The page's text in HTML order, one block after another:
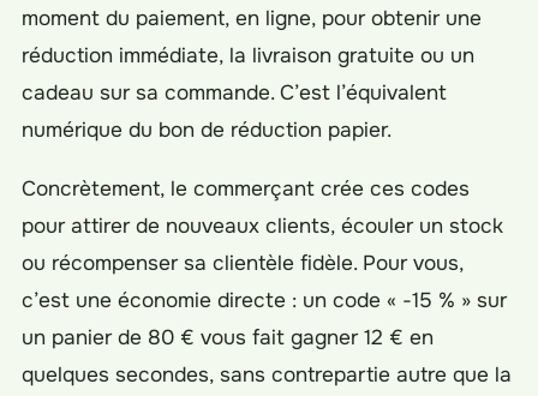
moment du paiement, en ligne, pour obtenir une
réduction immédiate, la livraison gratuite ou un
cadeau sur sa commande. C’est l’équivalent
numérique du bon de réduction papier.
Concrètement, le commerçant crée ces codes
pour attirer de nouveaux clients, écouler un stock
ou récompenser sa clientèle fidèle. Pour vous,
c’est une économie directe : un code « -15 % » sur
un panier de 80 € vous fait gagner 12 € en
quelques secondes, sans contrepartie autre que la